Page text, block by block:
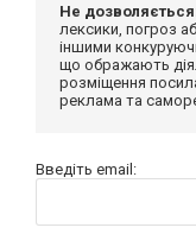
Не
лексики, погроз
іншими
що ображають
розміщення
реклама та
Введіть email: